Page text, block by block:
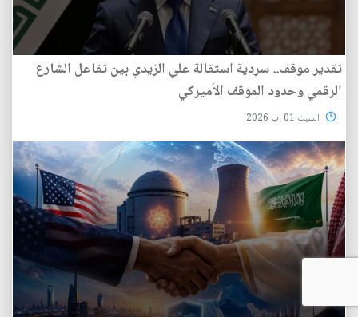
تقدير موقف.. سردية استقالة علي الزيدي بين تفاعل الشارع
الرقمي وحدود الموقف الأميركي
السبت 01 آب 2026